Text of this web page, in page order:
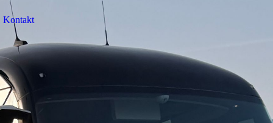
Kontakt